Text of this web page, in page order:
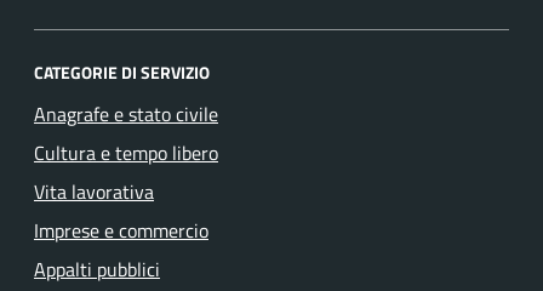
CATEGORIE DI SERVIZIO
Anagrafe e stato civile
Cultura e tempo libero
Vita lavorativa
Imprese e commercio
Appalti pubblici